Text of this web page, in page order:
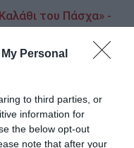
Personal
to third parties, or
information for
the below opt-out
note that after your
του Πάσχα» -
όλες τις